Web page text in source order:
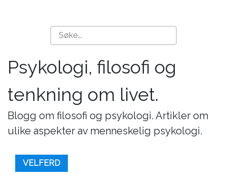
Psykologi, filosofi og
tenkning om livet.
Blogg om filosofi og psykologi. Artikler om
ulike aspekter av menneskelig psykologi.
VELFERD